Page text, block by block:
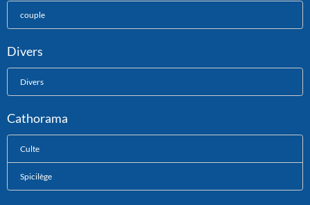
couple
Divers
Divers
Cathorama
Culte
Spicilège